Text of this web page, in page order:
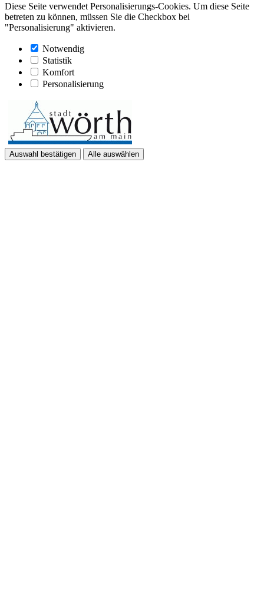
Diese Seite verwendet Personalisierungs-Cookies. Um diese Seite
betreten zu können, müssen Sie die Checkbox bei
"Personalisierung" aktivieren.
Notwendig
Statistik
Komfort
Personalisierung
Auswahl bestätigen Alle auswählen